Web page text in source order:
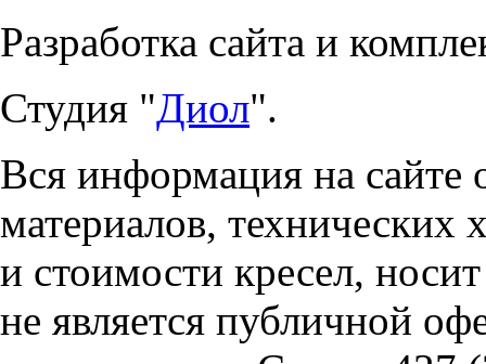
Разработка сайта и
Студия "Диол".
Вся информация на сайте
материалов, технических
и стоимости кресел,
не является публичной